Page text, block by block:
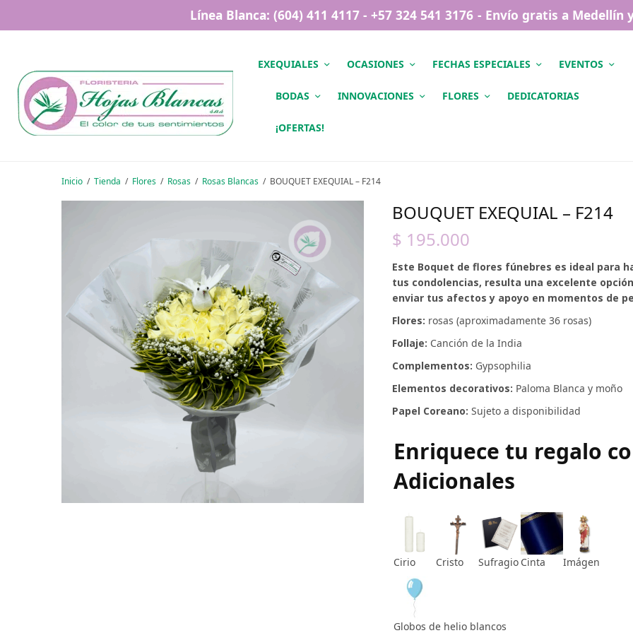
Línea Blanca: (604) 411 4117 - +57 324 541 3176 - Envío gratis a
EXEQUIALES OCASIONES FECHAS ESPECIALES EVENTOS
BODAS INNOVACIONES FLORES DEDICATORIAS
¡OFERTAS!
Inicio / Tienda / Flores / Rosas / Rosas Blancas / BOUQUET EXEQUIAL – F214
BOUQUET EXEQUIAL – F214
$ 195.000
Este Boquet de flores fúnebres es ideal para
tus condolencias, resulta una excelente
enviar tus afectos y apoyo en momentos de
Flores: rosas (aproximadamente 36 rosas)
Follaje: Canción de la India
Complementos: Gypsophilia
Elementos decorativos: Paloma Blanca y moño
Papel Coreano: Sujeto a disponibilidad
Enriquece tu regalo
Adicionales
Cirio Cristo Sufragio Cinta Imágen
Globos de helio blancos